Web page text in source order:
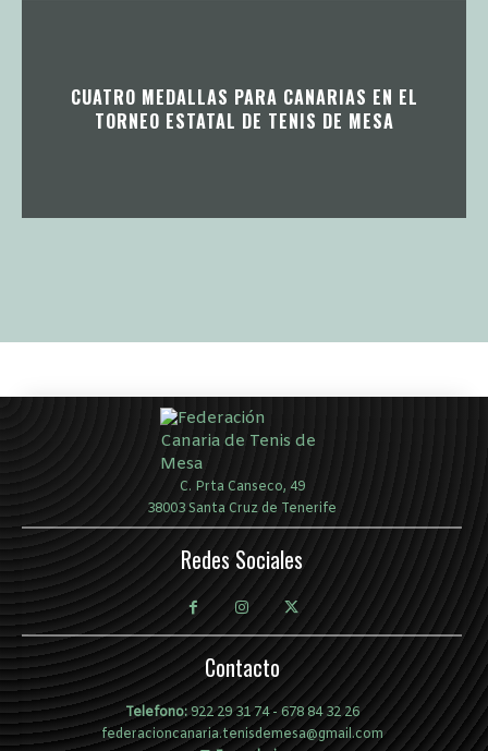
CUATRO MEDALLAS PARA CANARIAS EN EL
TORNEO ESTATAL DE TENIS DE MESA
C. Prta Canseco, 49
38003 Santa Cruz de Tenerife
Redes Sociales
Contacto
Telefono: 922 29 31 74-678 84 32 26
federacioncanaria.tenisdemesa@gmail.com